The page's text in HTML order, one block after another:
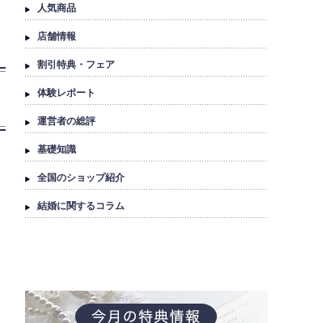
人気商品
店舗情報
割引特典・フェア
体験レポート
運営者の総評
基礎知識
全国のショップ紹介
結婚に関するコラム